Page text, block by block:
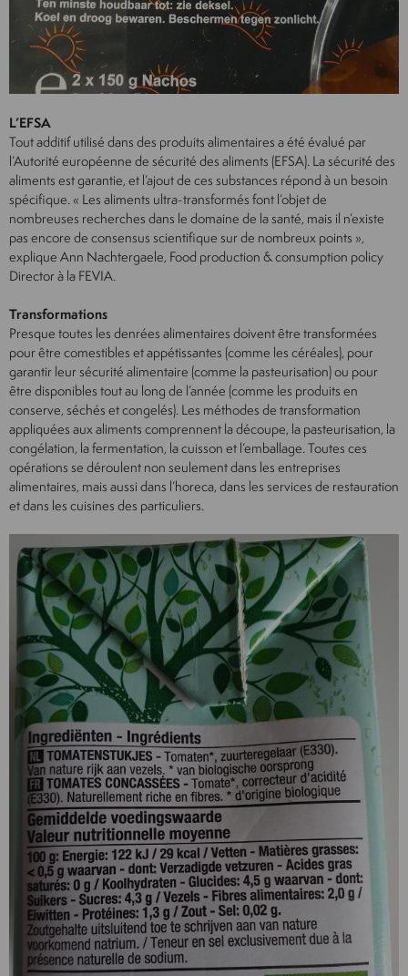
L’EFSA
Tout additif utilisé dans des produits alimentaires a été évalué par
l’Autorité européenne de sécurité des aliments (EFSA). La sécurité des
aliments est garantie, et l’ajout de ces substances répond à un besoin
spécifique. « Les aliments ultra-transformés font l’objet de
nombreuses recherches dans le domaine de la santé, mais il n’existe
pas encore de consensus scientifique sur de nombreux points »,
explique Ann Nachtergaele, Food production & consumption policy
Director à la FEVIA.
Transformations
Presque toutes les denrées alimentaires doivent être transformées
pour être comestibles et appétissantes (comme les céréales), pour
garantir leur sécurité alimentaire (comme la pasteurisation) ou pour
être disponibles tout au long de l’année (comme les produits en
conserve, séchés et congelés). Les méthodes de transformation
appliquées aux aliments comprennent la découpe, la pasteurisation, la
congélation, la fermentation, la cuisson et l’emballage. Toutes ces
opérations se déroulent non seulement dans les entreprises
alimentaires, mais aussi dans l’horeca, dans les services de restauration
et dans les cuisines des particuliers.